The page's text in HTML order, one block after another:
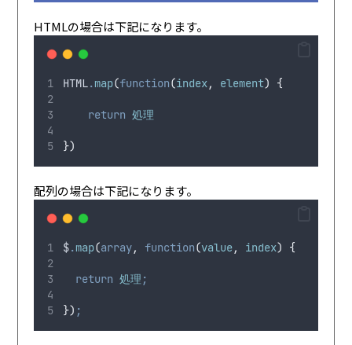
HTMLの場合は下記になります。
HTML.map(function(index, element) {
return 処理
})
配列の場合は下記になります。
$.map(array, function(value, index) {
return 処理 ;
}) ;